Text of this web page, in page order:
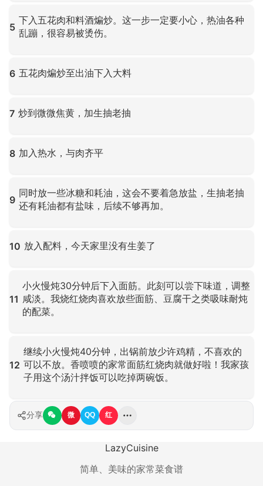
5
下入五花肉和料酒煸炒。这一步一定要小心，热油各种
乱蹦，很容易被烫伤。
6 五花肉煸炒至出油下入大料
7 炒到微微焦黄，加生抽老抽
8 加入热水，与肉齐平
9
同时放一些冰糖和耗油，这会不要着急放盐，生抽老抽
还有耗油都有盐味，后续不够再加。
10 放入配料，今天家里没有生姜了
11
小火慢炖30分钟后下入面筋。此刻可以尝下味道，调整
咸淡。我烧红烧肉喜欢放些面筋、豆腐干之类吸味耐炖
的配菜。
12
继续小火慢炖40分钟，出锅前放少许鸡精，不喜欢的
可以不放。香喷喷的家常面筋红烧肉就做好啦！我家孩
子用这个汤汁拌饭可以吃掉两碗饭。
点击放大
分享 微 QQ 红
LazyCuisine
简单、美味的家常菜食谱